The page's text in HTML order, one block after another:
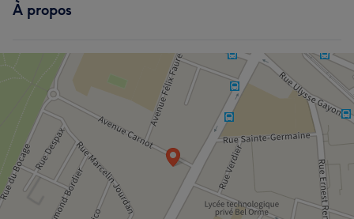
Massage
À propos